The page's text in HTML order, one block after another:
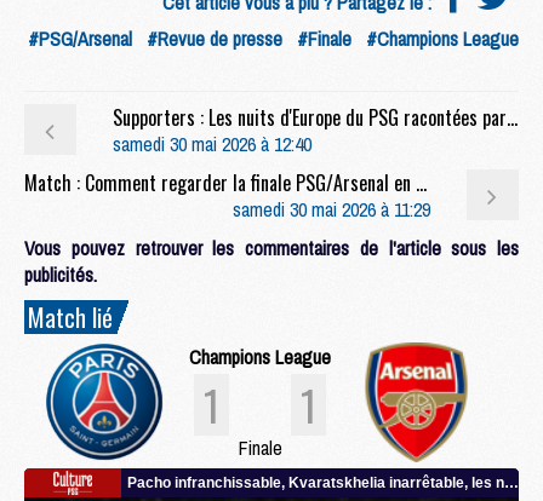
#PSG/Arsenal #Revue de presse #Finale #Champions League
Supporters : Les nuits d'Europe du PSG racontées par ses supporters : les années Luis Enrique
samedi 30 mai 2026 à 12:40
Match : Comment regarder la finale PSG/Arsenal en streaming
samedi 30 mai 2026 à 11:29
Vous pouvez retrouver les commentaires de l'article sous les
publicités.
Match lié
Champions League
1 1
Finale